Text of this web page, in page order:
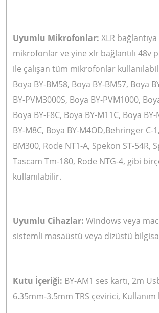
Uyumlu Mikrofonlar: XLR
mikrofonlar ve yine xlr bağlantılı 48v
ile çalışan tüm mikrofonlar
Boya BY-BM58, Boya BY-BM57, Boya
BY-PVM3000S, Boya BY-PVM1000,
Boya BY-F8C, Boya BY-M11C, Boya
BY-M8C, Boya BY-M4OD,Behringer C-
BM300, Rode NT1-A, Spekon ST-54R,
Tascam Tm-180, Rode NTG-4, gibi
kullanılabilir.
Uyumlu Cihazlar: Windows veya
sistemli masaüstü veya dizüstü
Kutu İçeriği: BY-AM1 ses kartı, 2m
6.35mm-3.5mm TRS çevirici, Kullanım